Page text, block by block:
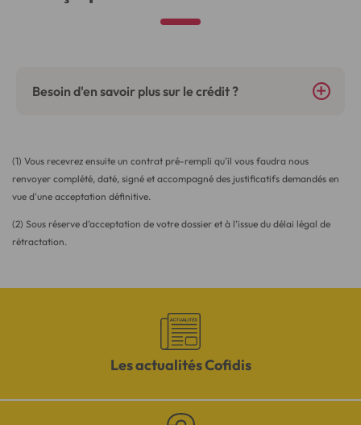
Besoin d'en savoir plus sur le crédit ?
(1) Vous recevrez ensuite un contrat pré-rempli qu'il vous faudra nous
renvoyer complété, daté, signé et accompagné des justificatifs demandés en
vue d'une acceptation définitive.
(2) Sous réserve d’acceptation de votre dossier et à l’issue du délai légal de
rétractation.
Les actualités Cofidis